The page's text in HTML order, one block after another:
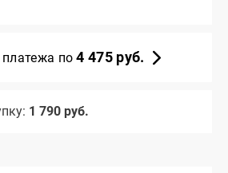
платежа по4 475 руб.
1 790 руб.